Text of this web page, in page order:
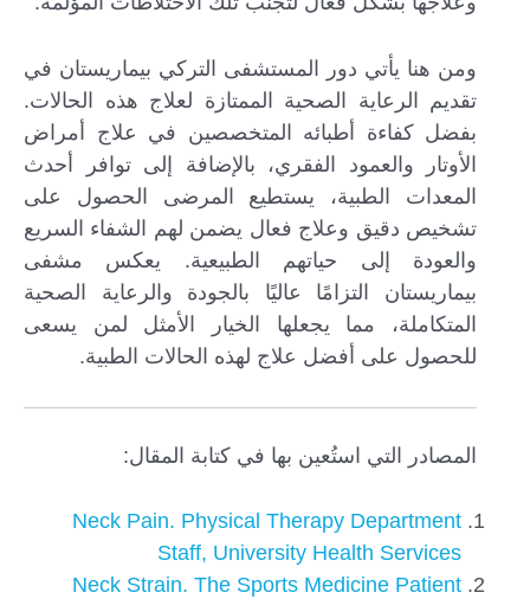
ومن هنا يأتي دور المستشفى التركي بيماريستان في
تقديم الرعاية الصحية الممتازة لعلاج هذه الحالات.
بفضل كفاءة أطبائه المتخصصين في علاج أمراض
الأوتار والعمود الفقري، بالإضافة إلى توافر أحدث
المعدات الطبية، يستطيع المرضى الحصول على
تشخيص دقيق وعلاج فعال يضمن لهم الشفاء السريع
والعودة إلى حياتهم الطبيعية. يعكس مشفى
بيماريستان التزامًا عاليًا بالجودة والرعاية الصحية
المتكاملة، مما يجعلها الخيار الأمثل لمن يسعى
للحصول على أفضل علاج لهذه الحالات الطبية.
المصادر التي استُعين بها في كتابة المقال:
Neck Pain. Physical Therapy Department
Staff, University Health Services
Neck Strain. The Sports Medicine Patient